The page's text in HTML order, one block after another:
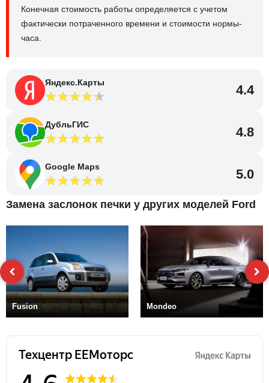
Конечная стоимость работы определяется с учетом
фактически потраченного времени и стоимости нормы-
часа.
Яндекс.Карты 4.4
ДубльГИС 4.8
Google Maps 5.0
Замена заслонок печки у других моделей Ford
Fusion Mondeo